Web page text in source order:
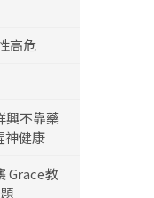
高危
興不靠藥
神健康
Grace教